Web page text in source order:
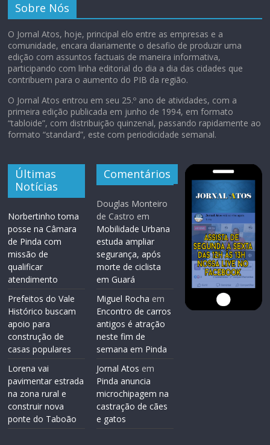
Sobre Nós
O Jornal Atos, hoje, principal elo entre as empresas e a
comunidade, encara diariamente o desafio de produzir uma
edição com assuntos factuais de maneira informativa,
participando com linha editorial do dia a dia das cidades que
contribuem para o aumento do PIB da região.
O Jornal Atos entrou em seu 25.º ano de atividades, com a
primeira edição publicada em junho de 1994, em formato
“tabloide”, com distribuição quinzenal, passando rapidamente ao
formato “standard”, este com periodicidade semanal.
Últimas
Notícias
Norbertinho toma
posse na Câmara
de Pinda com
missão de
qualificar
atendimento
Prefeitos do Vale
Histórico buscam
apoio para
construção de
casas populares
Lorena vai
pavimentar estrada
na zona rural e
construir nova
ponte do Taboão
Comentários
Douglas Monteiro
de Castro em
Mobilidade Urbana
estuda ampliar
segurança, após
morte de ciclista
em Guará
Miguel Rocha em
Encontro de carros
antigos é atração
neste fim de
semana em Pinda
Jornal Atos em
Pinda anuncia
microchipagem na
castração de cães
e gatos